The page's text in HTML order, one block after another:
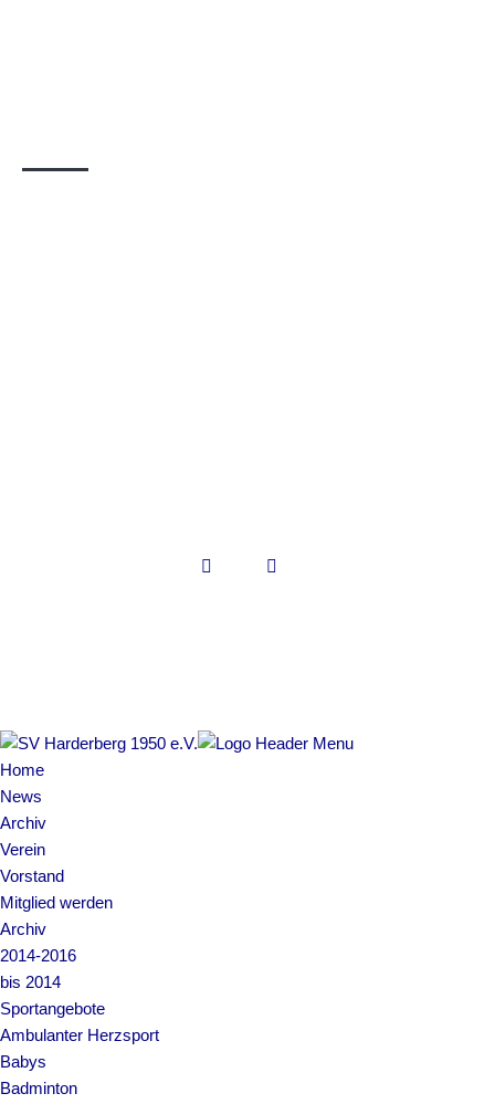
Home
News
Archiv
Verein
Vorstand
Mitglied werden
Archiv
2014-2016
bis 2014
Sportangebote
Ambulanter Herzsport
Babys
Badminton